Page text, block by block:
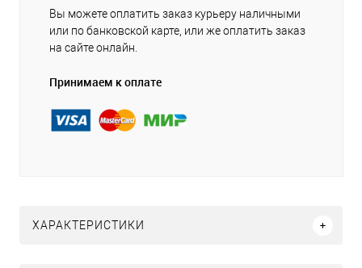
Вы можете оплатить заказ курьеру наличными
или по банковской карте, или же оплатить заказ
на сайте онлайн.
Принимаем к оплате
ХАРАКТЕРИСТИКИ